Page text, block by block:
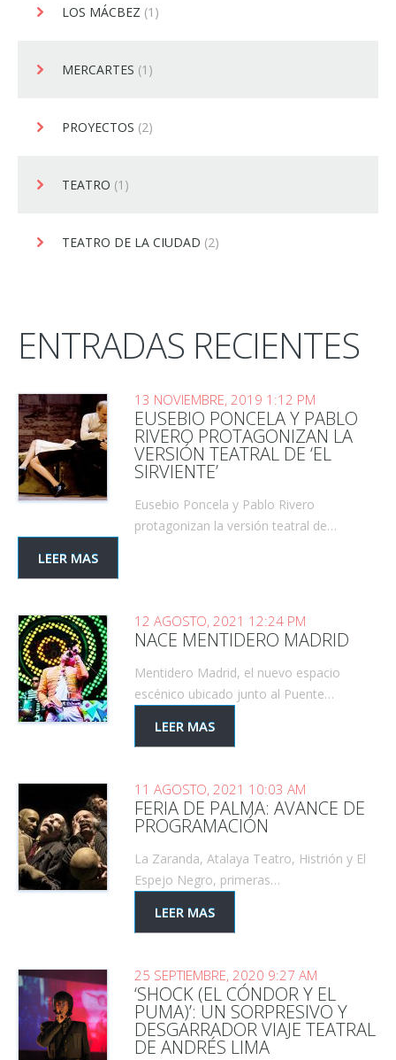
LOS MÁCBEZ (1)
MERCARTES (1)
PROYECTOS (2)
TEATRO (1)
TEATRO DE LA CIUDAD (2)
ENTRADAS RECIENTES
13 NOVIEMBRE, 2019 1:12 PM
EUSEBIO PONCELA Y PABLO
RIVERO PROTAGONIZAN LA
VERSIÓN TEATRAL DE ‘EL
SIRVIENTE’
Eusebio Poncela y Pablo Rivero
protagonizan la versión teatral de…
LEER MAS
12 AGOSTO, 2021 12:24 PM
NACE MENTIDERO MADRID
Mentidero Madrid, el nuevo espacio
escénico ubicado junto al Puente…
LEER MAS
11 AGOSTO, 2021 10:03 AM
FERIA DE PALMA: AVANCE DE
PROGRAMACIÓN
La Zaranda, Atalaya Teatro, Histrión y El
Espejo Negro, primeras…
LEER MAS
25 SEPTIEMBRE, 2020 9:27 AM
‘SHOCK (EL CÓNDOR Y EL
PUMA)’: UN SORPRESIVO Y
DESGARRADOR VIAJE TEATRAL
DE ANDRÉS LIMA